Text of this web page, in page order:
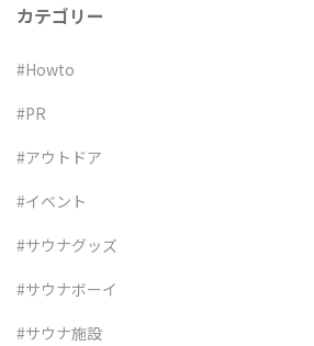
カテゴリー
#Howto
#PR
#アウトドア
#イベント
#サウナグッズ
#サウナボーイ
#サウナ施設